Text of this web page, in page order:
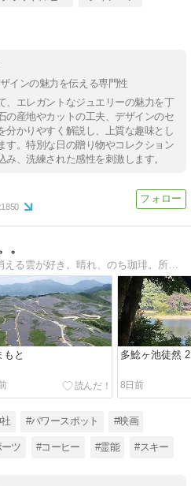
インの魅力を伝える専門性
、エレガントなジュエリーの魅力を丁
の産地やカットの工夫、デザインのセ
分かりやすく解説し、上質な趣味とし
す。特別な日の贈り物やコレクション
、洗練された感性を刺激します。
1850
。
千変万化、自由自在。現れ消える雲が好き。晴れ、のち珈琲。所により神社。トトロ時々アインシュタイン。
もと 多鯰ヶ池徒然 2
8日前
#パワースポット #映画
ツ #コーヒー #霊能 #スキー